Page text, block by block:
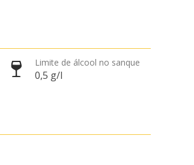
Limite de álcool no sanque
0,5 g/l